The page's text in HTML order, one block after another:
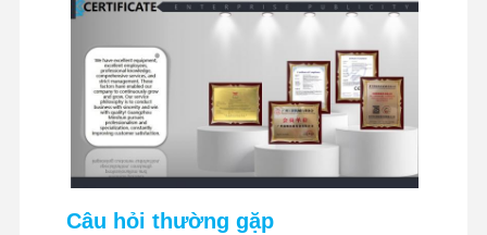
Câu hỏi thường gặp